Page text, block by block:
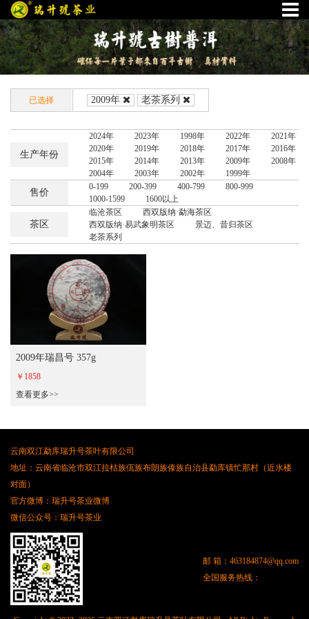
已选择 2009年 老茶系列
生产年份
2024年 2023年 1998年 2022年
2021年
2020年
2019年 2018年 2017年
2016年
2015年
2014年 2013年 2009年
2008年
2004年
2003年 2002年 1999年
售价
0-199 200-399 400-799
800-999
1000-1599
1600以上
茶区
临沧茶区
西双版纳·勐海茶区
西双版纳·易武象明茶区
景迈、昔归茶区
老茶系列
2009年瑞昌号 357g
￥1858
查看更多>>
云南双江勐库瑞升号茶叶有限公司
地址：云南省临沧市双江拉枯族佤族布朗族傣族自治县勐库镇忙那村（近水楼
对面）
官方微博：瑞升号茶业微博
微信公众号：瑞升号茶业
邮 箱： 463184874@qq.com
全国服务热线：